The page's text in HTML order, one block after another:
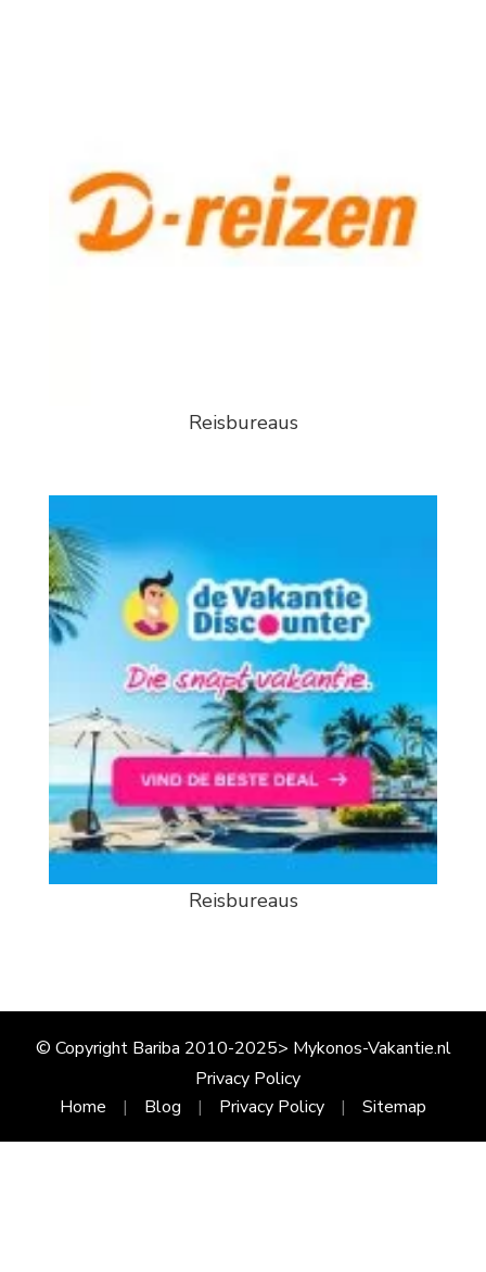
Reisbureaus
Reisbureaus
© Copyright Bariba 2010-2025> Mykonos-Vakantie.nl
Privacy Policy
Home
Blog Privacy Policy Sitemap